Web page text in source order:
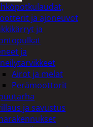
ja ajoneuvot
ja
ja
Airot ja melat
Perämoottorit
ja savustus